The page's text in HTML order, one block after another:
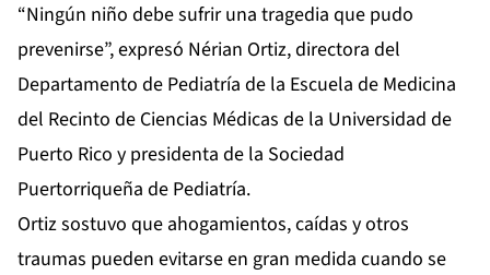
“Ningún niño debe sufrir una tragedia que pudo
prevenirse”, expresó Nérian Ortiz, directora del
Departamento de Pediatría de la Escuela de Medicina
del Recinto de Ciencias Médicas de la Universidad de
Puerto Rico y presidenta de la Sociedad
Puertorriqueña de Pediatría.
Ortiz sostuvo que ahogamientos, caídas y otros
traumas pueden evitarse en gran medida cuando se